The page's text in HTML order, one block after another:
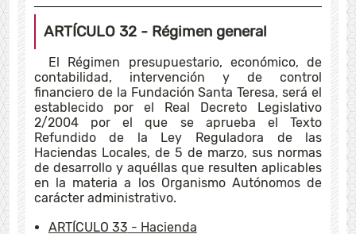
ARTÍCULO 32 - Régimen general
El Régimen presupuestario, económico, de
contabilidad, intervención y de control
financiero de la Fundación Santa Teresa, será el
establecido por el Real Decreto Legislativo
2/2004 por el que se aprueba el Texto
Refundido de la Ley Reguladora de las
Haciendas Locales, de 5 de marzo, sus normas
de desarrollo y aquéllas que resulten aplicables
en la materia a los Organismo Autónomos de
carácter administrativo.
ARTÍCULO 33 - Hacienda